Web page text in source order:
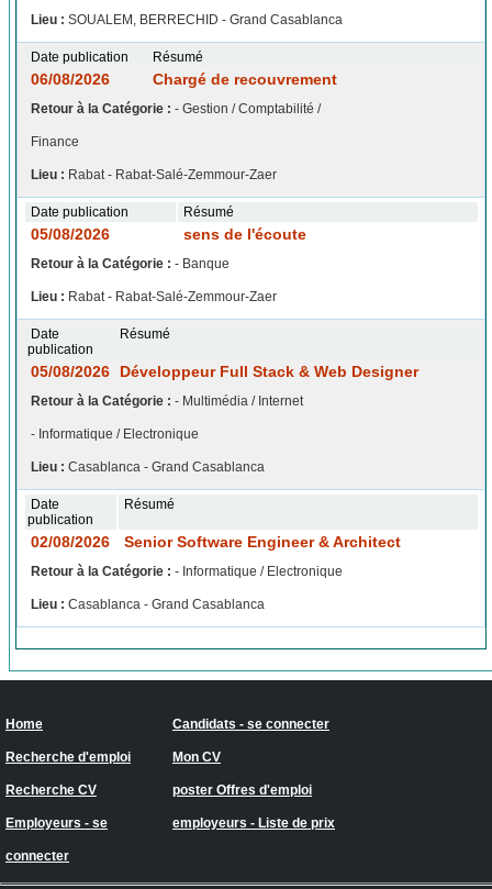
Lieu : SOUALEM, BERRECHID - Grand Casablanca
Date publication Résumé
06/08/2026 Chargé de recouvrement
Retour à la Catégorie : - Gestion / Comptabilité /
Finance
Lieu : Rabat - Rabat-Salé-Zemmour-Zaer
Date publication Résumé
05/08/2026 sens de l'écoute
Retour à la Catégorie : - Banque
Lieu : Rabat - Rabat-Salé-Zemmour-Zaer
Date
publication
Résumé
05/08/2026 Développeur Full Stack & Web Designer
Retour à la Catégorie : - Multimédia / Internet
- Informatique / Electronique
Lieu : Casablanca - Grand Casablanca
Date
publication
Résumé
02/08/2026 Senior Software Engineer & Architect
Retour à la Catégorie : - Informatique / Electronique
Lieu : Casablanca - Grand Casablanca
Home Candidats - se connecter
Recherche d'emploi Mon CV
Recherche CV poster Offres d'emploi
Employeurs - se
connecter
employeurs - Liste de prix